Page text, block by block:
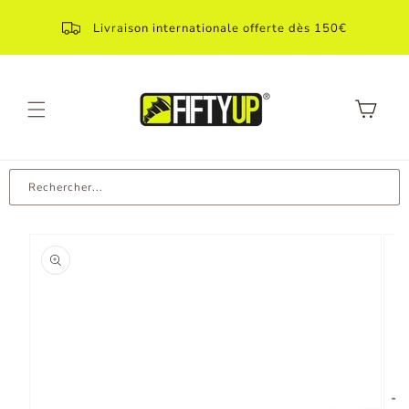
directement
au contenu
Livraison internationale offerte dès 150€
Panier
Rechercher...
informations
produit